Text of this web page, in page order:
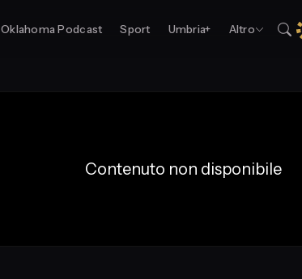
Oklahoma Podcast Sport Umbria+ Altro
Contenuto non disponibile